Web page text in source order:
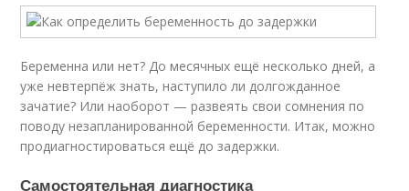
Беременна или нет? До месячных ещё несколько дней, а
уже невтерпёж знать, наступило ли долгожданное
зачатие? Или наоборот — развеять свои сомнения по
поводу незапланированной беременности. Итак, можно
продиагностироваться ещё до задержки.
Самостоятельная диагностика